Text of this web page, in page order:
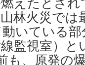
林火災では
いている
監視室）
も、原発の